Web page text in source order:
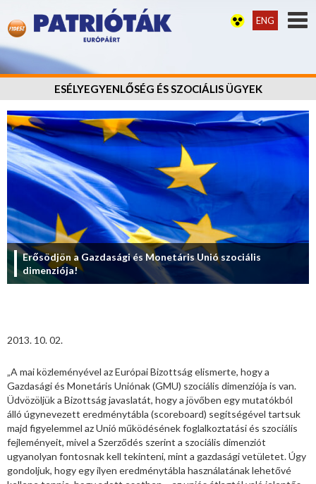
ENG
ESÉLYEGYENLŐSÉG ÉS SZOCIÁLIS ÜGYEK
Erősödjön a Gazdasági és Monetáris Unió szociális
dimenziója!
2013. 10. 02.
„A mai közleményével az Európai Bizottság elismerte, hogy a
Gazdasági és Monetáris Uniónak (GMU) szociális dimenziója is van.
Üdvözöljük a Bizottság javaslatát, hogy a jövőben egy mutatókból
álló úgynevezett eredménytábla (scoreboard) segítségével tartsuk
majd figyelemmel az Unió működésének foglalkoztatási és szociális
fejleményeit, mivel a Szerződés szerint a szociális dimenziót
ugyanolyan fontosnak kell tekinteni, mint a gazdasági vetületet. Úgy
gondoljuk, hogy egy ilyen eredménytábla használatának lehetővé